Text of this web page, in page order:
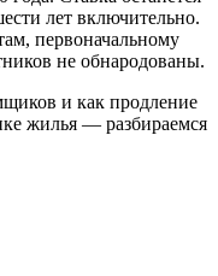
лет включительно.
первоначальному
не обнародованы.
и как продление
жилья — разбираемся